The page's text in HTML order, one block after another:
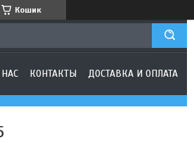
Кошик
КОНТАКТЫ ДОСТАВКА И ОПЛАТА